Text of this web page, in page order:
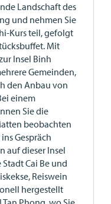
Landschaft des
und nehmen Sie
Kurs teil, gefolgt
Mit
Insel Binh
Gemeinden,
den Anbau von
einem
Sie die
beobachten
Gespräch
auf dieser Insel
Cai Be und
Reiswein
hergestellt